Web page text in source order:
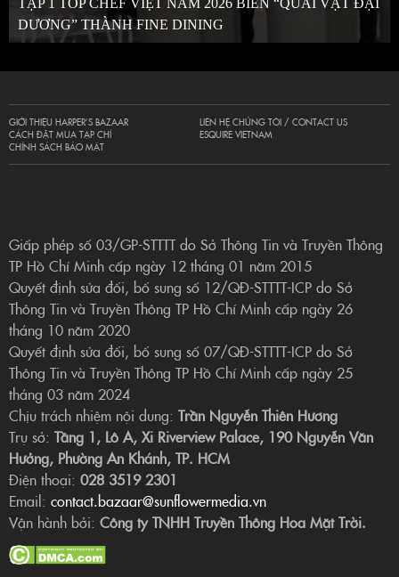
DƯƠNG” THÀNH FINE DINING
GIỚI THIỆU HARPER’S BAZAAR
CÁCH ĐẶT MUA TẠP CHÍ
CHÍNH SÁCH BẢO MẬT
LIÊN HỆ CHÚNG TÔI / CONTACT US
ESQUIRE VIETNAM
Giấp phép số 03/GP-STTTT do Sở Thông Tin và Truyền Thông
TP Hồ Chí Minh cấp ngày 12 tháng 01 năm 2015
Quyết định sửa đổi, bổ sung số 12/QĐ-STTTT-ICP do Sở
Thông Tin và Truyền Thông TP Hồ Chí Minh cấp ngày 26
tháng 10 năm 2020
Quyết định sửa đổi, bổ sung số 07/QĐ-STTTT-ICP do Sở
Thông Tin và Truyền Thông TP Hồ Chí Minh cấp ngày 25
tháng 03 năm 2024
Chịu trách nhiệm nội dung: Trần Nguyễn Thiên Hương
Trụ sở: Tầng 1, Lô A, Xi Riverview Palace, 190 Nguyễn Văn
Hưởng, Phường An Khánh, TP. HCM
Điện thoại: 028 3519 2301
Email: contact.bazaar@sunflowermedia.vn
Vận hành bởi: Công ty TNHH Truyền Thông Hoa Mặt Trời.